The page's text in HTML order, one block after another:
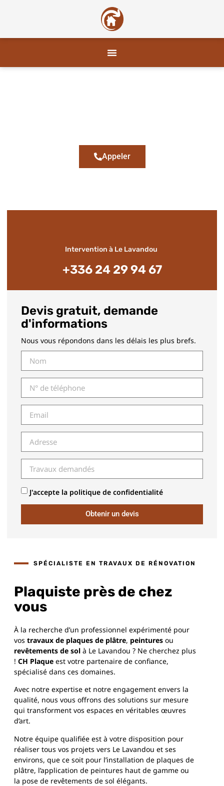
Appeler
Intervention à Le Lavandou
+336 24 29 94 67
Devis gratuit, demande
d'informations
Nous vous répondons dans les délais les plus brefs.
J'accepte la politique de confidentialité
Obtenir un devis
SPÉCIALISTE EN TRAVAUX DE RÉNOVATION
Plaquiste près de chez
vous
À la recherche d’un professionnel expérimenté pour
vos travaux de plaques de plâtre, peintures ou
revêtements de sol à Le Lavandou ? Ne cherchez plus
! CH Plaque est votre partenaire de confiance,
spécialisé dans ces domaines.
Avec notre expertise et notre engagement envers la
qualité, nous vous offrons des solutions sur mesure
qui transforment vos espaces en véritables œuvres
d’art.
Notre équipe qualifiée est à votre disposition pour
réaliser tous vos projets vers Le Lavandou et ses
environs, que ce soit pour l’installation de plaques de
plâtre, l’application de peintures haut de gamme ou
la pose de revêtements de sol élégants.